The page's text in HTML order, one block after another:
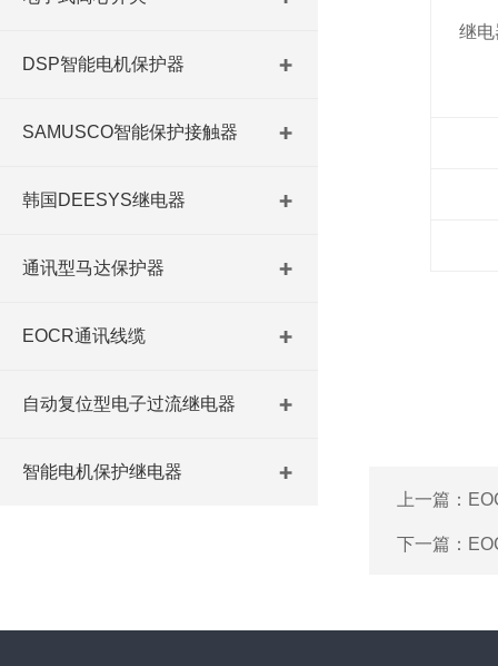
DSP智能电机保护器
SAMUSCO智能保护接触器
韩国DEESYS继电器
通讯型马达保护器
EOCR通讯线缆
自动复位型电子过流继电器
智能电机保护继电器
继
上一篇：
下一篇：